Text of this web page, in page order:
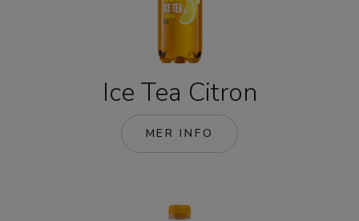
Ice Tea Citron
MER INFO